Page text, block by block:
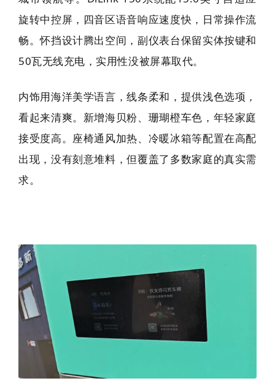
旋转中控屏，四音区语音响应速度快，日常操作流
畅。怀挡设计腾出空间，副仪表台保留实体按键和
50瓦无线充电，实用性没被屏幕取代。
内饰用海洋美学语言，线条柔和，提供浅色选项，
看起来清爽。新增海贝粉、珊瑚橙车色，年轻家庭
接受度高。座椅通风加热、冷暖冰箱等配置在高配
出现，没有刻意堆料，但覆盖了多数家庭的真实需
求。